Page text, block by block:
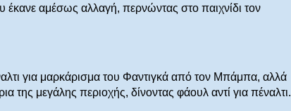
έκανε αμέσως αλλαγή, περνώντας στο παιχνίδι τον
για μαρκάρισμα του Φαντιγκά από τον Μπάμπα, αλλά
της μεγάλης περιοχής, δίνοντας φάουλ αντί για πέναλτι.